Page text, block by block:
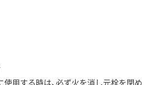
用する時は、必ず火を消し元栓を閉め